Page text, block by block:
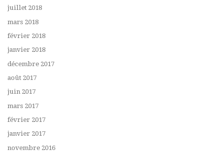
juillet 2018
mars 2018
février 2018
janvier 2018
décembre 2017
août 2017
juin 2017
mars 2017
février 2017
janvier 2017
novembre 2016